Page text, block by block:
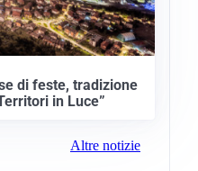
di feste, tradizione
in Luce”
Altre notizie